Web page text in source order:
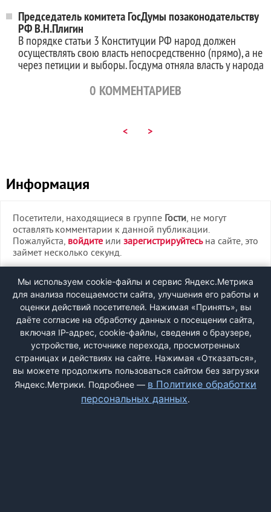
Председатель комитета ГосДумы позаконодательству
РФ В.Н.Плигин
В порядке статьи 3 Конституции РФ народ должен
осуществлять свою власть непосредственно (прямо), а не
через петиции и выборы. Госдума отняла власть у народа
0 КОММЕНТАРИЕВ
< >
Информация
Посетители, находящиеся в группе Гости, не могут
оставлять комментарии к данной публикации.
Пожалуйста, войдите или зарегистрируйтесьна сайте, это
займет несколько секунд.
ВХОД
РЕГИСТРАЦИЯ
Быстрая регистрациячерез соцсети:
Мы используем cookie-файлы и сервис Яндекс.Метрика
для анализа посещаемости сайта, улучшения его работы и
оценки действий посетителей. Нажимая «Принять», вы
даёте согласие на обработку данных о посещении сайта,
включая IP-адрес, cookie-файлы, сведения о браузере,
устройстве, источнике перехода, просмотренных
страницах и действиях на сайте. Нажимая «Отказаться»,
вы можете продолжить пользоваться сайтом без загрузки
Яндекс.Метрики. Подробнее — в Политике обработки
персональных данных.